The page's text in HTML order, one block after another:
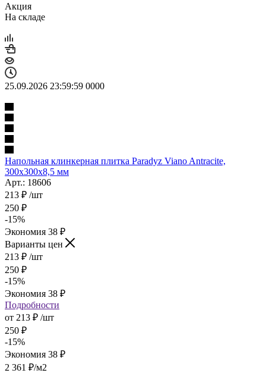
Акция
На складе
25.09.2026 23:59:59 0000
Напольная клинкерная плитка Paradyz Viano Antracite,
300x300x8,5 мм
Арт.: 18606
213 ₽ /шт
250 ₽
-15%
Экономия 38 ₽
Варианты цен
213 ₽ /шт
250 ₽
-15%
Экономия 38 ₽
Подробности
от 213 ₽ /шт
250 ₽
-15%
Экономия 38 ₽
2 361 ₽/м2